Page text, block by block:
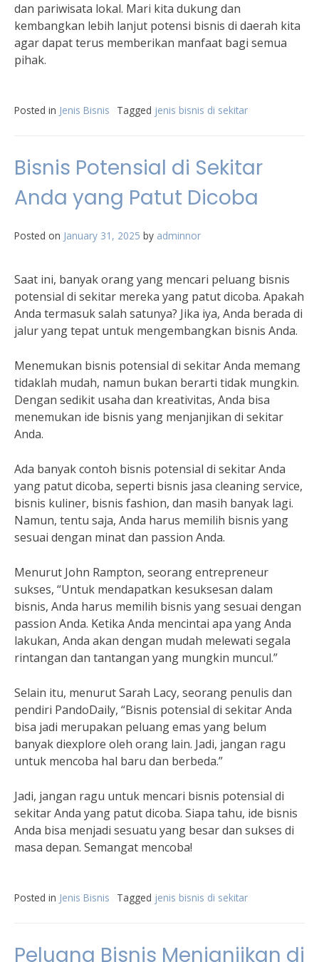
dan pariwisata lokal. Mari kita dukung dan
kembangkan lebih lanjut potensi bisnis di daerah kita
agar dapat terus memberikan manfaat bagi semua
pihak.
Posted in Jenis Bisnis Tagged jenis bisnis di sekitar
Bisnis Potensial di Sekitar
Anda yang Patut Dicoba
Posted on January 31, 2025 by adminnor
Saat ini, banyak orang yang mencari peluang bisnis
potensial di sekitar mereka yang patut dicoba. Apakah
Anda termasuk salah satunya? Jika iya, Anda berada di
jalur yang tepat untuk mengembangkan bisnis Anda.
Menemukan bisnis potensial di sekitar Anda memang
tidaklah mudah, namun bukan berarti tidak mungkin.
Dengan sedikit usaha dan kreativitas, Anda bisa
menemukan ide bisnis yang menjanjikan di sekitar
Anda.
Ada banyak contoh bisnis potensial di sekitar Anda
yang patut dicoba, seperti bisnis jasa cleaning service,
bisnis kuliner, bisnis fashion, dan masih banyak lagi.
Namun, tentu saja, Anda harus memilih bisnis yang
sesuai dengan minat dan passion Anda.
Menurut John Rampton, seorang entrepreneur
sukses, “Untuk mendapatkan kesuksesan dalam
bisnis, Anda harus memilih bisnis yang sesuai dengan
passion Anda. Ketika Anda mencintai apa yang Anda
lakukan, Anda akan dengan mudah melewati segala
rintangan dan tantangan yang mungkin muncul.”
Selain itu, menurut Sarah Lacy, seorang penulis dan
pendiri PandoDaily, “Bisnis potensial di sekitar Anda
bisa jadi merupakan peluang emas yang belum
banyak diexplore oleh orang lain. Jadi, jangan ragu
untuk mencoba hal baru dan berbeda.”
Jadi, jangan ragu untuk mencari bisnis potensial di
sekitar Anda yang patut dicoba. Siapa tahu, ide bisnis
Anda bisa menjadi sesuatu yang besar dan sukses di
masa depan. Semangat mencoba!
Posted in Jenis Bisnis Tagged jenis bisnis di sekitar
Peluang Bisnis Menjanjikan di